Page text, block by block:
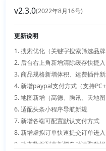
13. 打开页面支持多窗口
15. 新增搜索日志记录开关
v2.3.0(2022年8月16号)
更新说明
1. 搜索优化（关键字搜索筛选品牌
2. 后台右上角新增清除缓存快捷
3. 商品规格新增体积、运费插件
4. 新增paypal支付方式（支持
5. 地图新增（高德、腾讯、天地
6. 适配头条小程序导航新规
7. 新增各端可配置默认支付方式
8. 新增虚拟订单快速提交订单进
9. 动态数据列表新增自动读取数据